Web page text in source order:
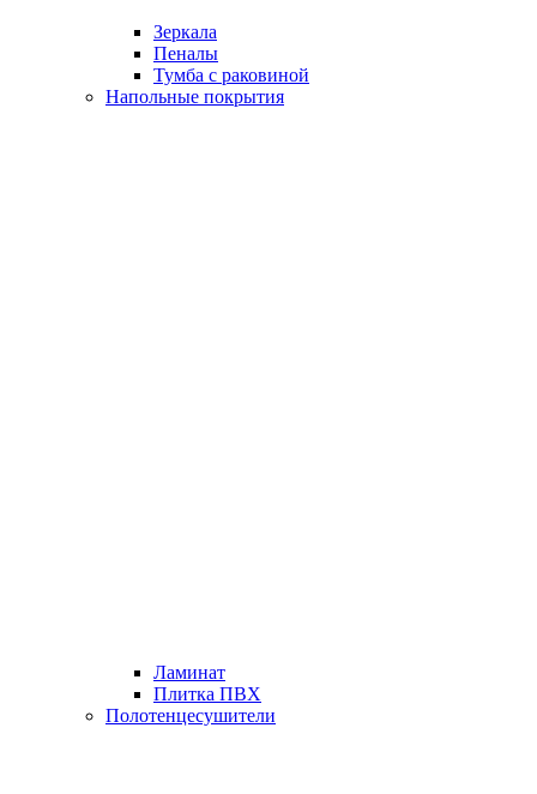
Зеркала
Пеналы
Тумба с раковиной
Напольные покрытия
Ламинат
Плитка ПВХ
Полотенцесушители